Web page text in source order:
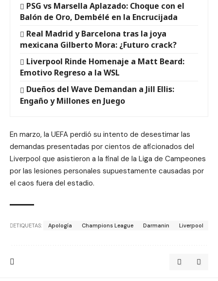
PSG vs Marsella Aplazado: Choque con el
Balón de Oro, Dembélé en la Encrucijada
Real Madrid y Barcelona tras la joya
mexicana Gilberto Mora: ¿Futuro crack?
Liverpool Rinde Homenaje a Matt Beard:
Emotivo Regreso a la WSL
Dueños del Wave Demandan a Jill Ellis:
Engaño y Millones en Juego
En marzo, la UEFA perdió su intento de desestimar las
demandas presentadas por cientos de aficionados del
Liverpool que asistieron a la final de la Liga de Campeones
por las lesiones personales supuestamente causadas por
el caos fuera del estadio.
ETIQUETAS: Apología Champions League Darmanin Liverpool